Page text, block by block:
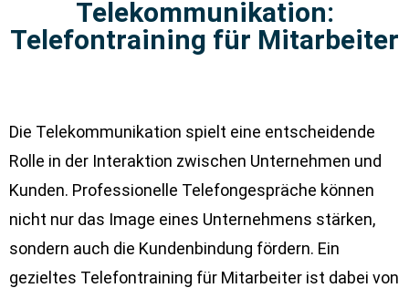
Telekommunikation:
Telefontraining für Mitarbeiter
Die Telekommunikation spielt eine entscheidende
Rolle in der Interaktion zwischen Unternehmen und
Kunden. Professionelle Telefongespräche können
nicht nur das Image eines Unternehmens stärken,
sondern auch die Kundenbindung fördern. Ein
gezieltes Telefontraining für Mitarbeiter ist dabei von